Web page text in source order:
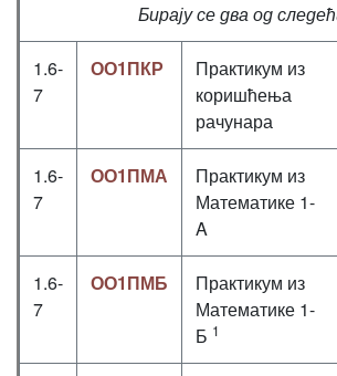
Бирају се два од
1.6-
7
ОО1ПКР
Практикум из
коришћења
рачунара
1.6-
7
ОО1ПМА
Практикум из
Математике 1-
A
1.6-
7
ОО1ПМБ
Практикум из
Математике 1-
Б 1